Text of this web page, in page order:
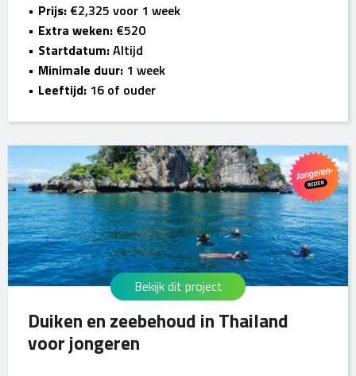
Prijs: €2,325 voor 1 week
Extra weken: €520
Startdatum:Altijd
Minimale duur: 1 week
Leeftijd: 16 of ouder
Duiken en zeebehoud in Thailand
voor jongeren
Bekijk dit project